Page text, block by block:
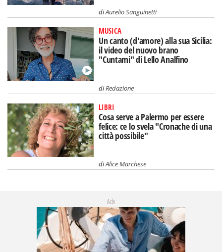
diAurelio Sanguinetti
MUSICA
Un canto (d'amore) alla sua Sicilia:
il video del nuovo brano
"Cuntami" di Lello Analfino
diRedazione
LIBRI
Cosa serve a Palermo per essere
felice: ce lo svela "Cronache di una
città possibile"
diAlice Marchese
Adv